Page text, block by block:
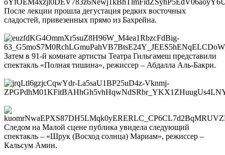
После лекции прошла дегустация редких восточных
сладостей, привезенных прямо из Бахрейна.
Затем в 91-й комнате артисты Театра Гильгамеш представили
спектакль «Полная тишина», режиссер – Абдалла Аль-Бакри.
Следом на Малой сцене публика увидела следующий
спектакль – «Шрук (Восход солнца) Мариам», режиссер –
Кальсум Амин.